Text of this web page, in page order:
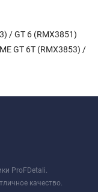
/ GT 6 (RMX3851)
GT 6T (RMX3853) /
ProFDetali.
качество.